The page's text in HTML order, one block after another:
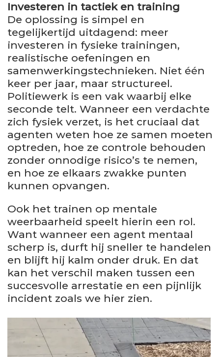
Investeren in tactiek en training
De oplossing is simpel en
tegelijkertijd uitdagend: meer
investeren in fysieke trainingen,
realistische oefeningen en
samenwerkingstechnieken. Niet één
keer per jaar, maar structureel.
Politiewerk is een vak waarbij elke
seconde telt. Wanneer een verdachte
zich fysiek verzet, is het cruciaal dat
agenten weten hoe ze samen moeten
optreden, hoe ze controle behouden
zonder onnodige risico’s te nemen,
en hoe ze elkaars zwakke punten
kunnen opvangen.
Ook het trainen op mentale
weerbaarheid speelt hierin een rol.
Want wanneer een agent mentaal
scherp is, durft hij sneller te handelen
en blijft hij kalm onder druk. En dat
kan het verschil maken tussen een
succesvolle arrestatie en een pijnlijk
incident zoals we hier zien.